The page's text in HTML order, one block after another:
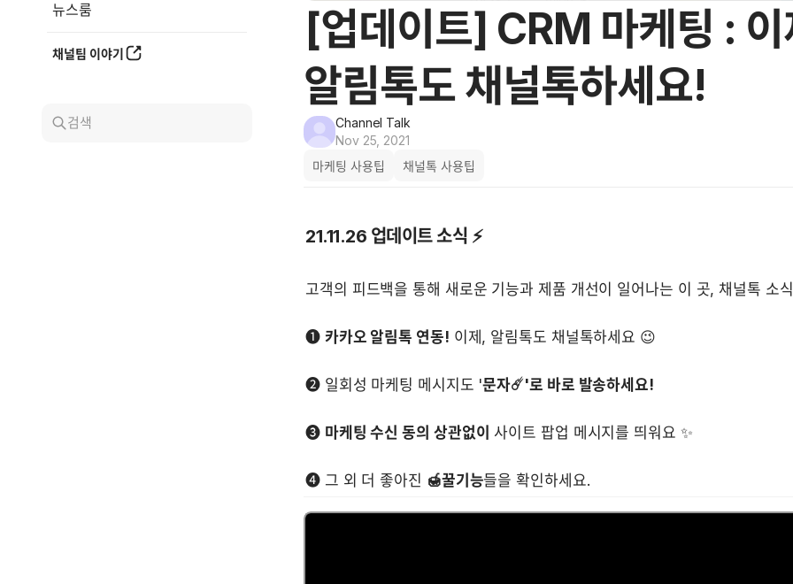
뉴스룸
채널팀 이야기
검색
[업데이트] CRM 마케팅 :
알림톡도 채널톡하세요!
Channel Talk
Nov 25, 2021
마케팅 사용팁
채널톡 사용팁
21.11.26 업데이트 소식 ⚡️
고객의 피드백을 통해 새로운 기능과 제품 개선이 일어나는 이 곳, 채널톡 소
➊ 카카오 알림톡 연동! 이제, 알림톡도 채널톡하세요 😉
➋ 일회성 마케팅 메시지도 '
➌ 마케팅 수신 동의 상관없이 사이트 팝업 메시지를 띄워요 ✨
➍ 그 외 더 좋아진 🍯꿀기능들을 확인하세요.